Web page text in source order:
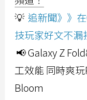
💡 追新聞》》
技玩家好文不漏
📢 Galaxy Z
工效能 同時爽
Bloom